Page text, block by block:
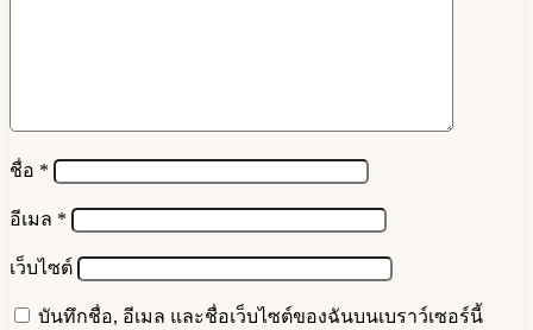
ชื่อ *
อีเมล *
เว็บไซต์
บันทึกชื่อ, อีเมล และชื่อเว็บไซต์ของฉันบนเบราว์เซอร์นี้